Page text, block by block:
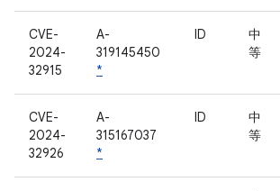
CVE-
2024-
32915
A-
319145450
*
ID
中
等
CVE-
2024-
32926
A-
315167037
*
ID
中
等